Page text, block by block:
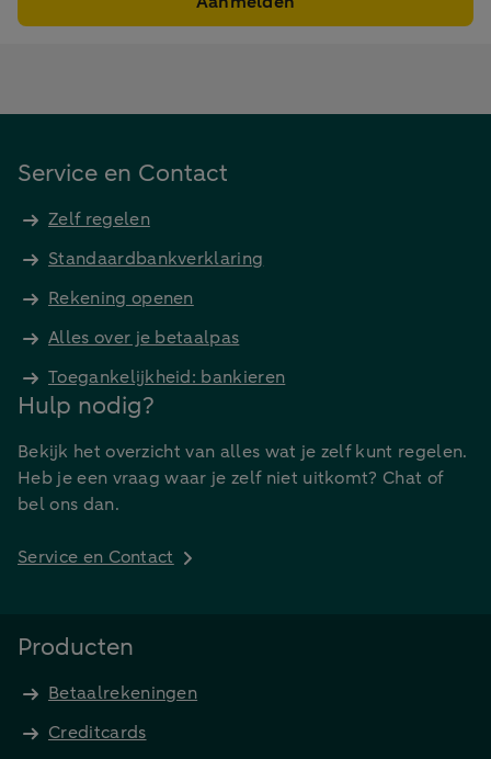
Service en Contact
Zelf regelen
Standaardbankverklaring
Rekening openen
Alles over je betaalpas
Toegankelijkheid: bankieren
Hulp nodig?
Bekijk het overzicht van alles wat je zelf kunt regelen.
Heb je een vraag waar je zelf niet uitkomt? Chat of
bel ons dan.
Service en Contact
Producten
Betaalrekeningen
Creditcards